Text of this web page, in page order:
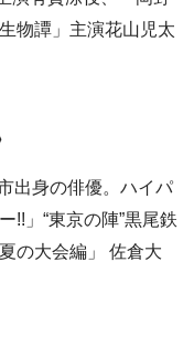
物譚」主演花山児太
出身の俳優。ハイパ
!!」“東京の陣”黒尾鉄
の大会編」 佐倉大